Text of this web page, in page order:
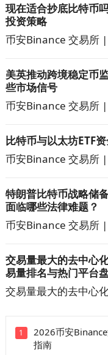
现在适合抄底比特币
投资策略
币安Binance 交易所
美英推动跨境稳定币
些市场信号
币安Binance 交易所
比特币与以太坊ETF
币安Binance 交易所
特朗普比特币战略储
面临哪些法律难题？
币安Binance 交易所
交易量最大的去中心
易量排名与热门平台
交易量最大的去中心
1
2026币安
指南